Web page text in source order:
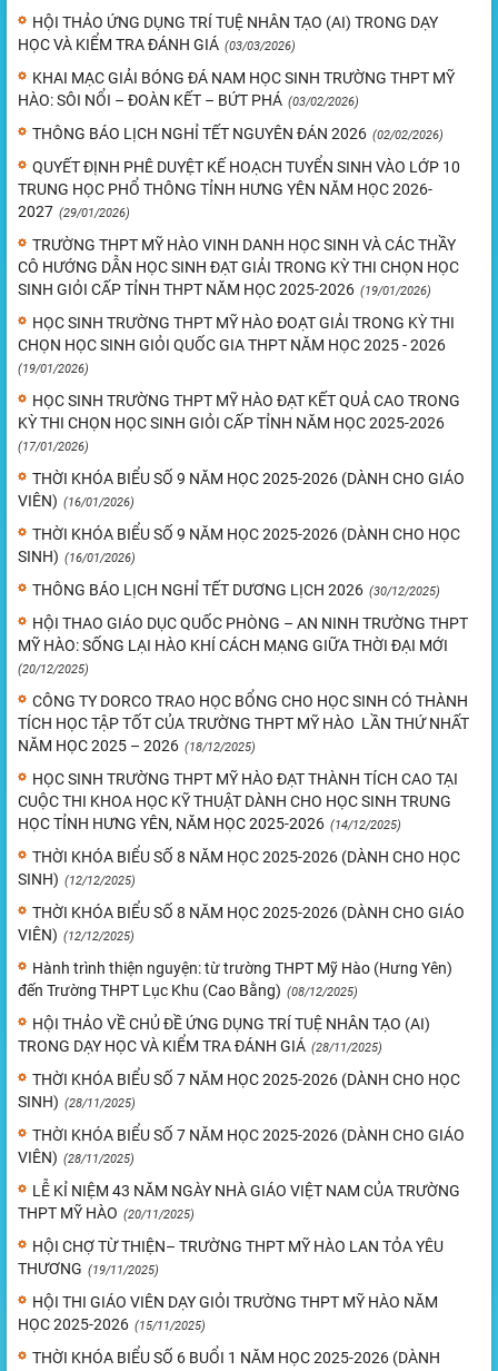
HỘI THẢO ỨNG DỤNG TRÍ TUỆ NHÂN TẠO (AI) TRONG DẠY
HỌC VÀ KIỂM TRA ĐÁNH GIÁ (03/03/2026)
KHAI MẠC GIẢI BÓNG ĐÁ NAM HỌC SINH TRƯỜNG THPT MỸ
HÀO: SÔI NỔI – ĐOÀN KẾT – BỨT PHÁ (03/02/2026)
THÔNG BÁO LỊCH NGHỈ TẾT NGUYÊN ĐÁN 2026 (02/02/2026)
QUYẾT ĐỊNH PHÊ DUYỆT KẾ HOẠCH TUYỂN SINH VÀO LỚP 10
TRUNG HỌC PHỔ THÔNG TỈNH HƯNG YÊN NĂM HỌC 2026-
2027 (29/01/2026)
TRƯỜNG THPT MỸ HÀO VINH DANH HỌC SINH VÀ CÁC THẦY
CÔ HƯỚNG DẪN HỌC SINH ĐẠT GIẢI TRONG KỲ THI CHỌN HỌC
SINH GIỎI CẤP TỈNH THPT NĂM HỌC 2025-2026 (19/01/2026)
HỌC SINH TRƯỜNG THPT MỸ HÀO ĐOẠT GIẢI TRONG KỲ THI
CHỌN HỌC SINH GIỎI QUỐC GIA THPT NĂM HỌC 2025 - 2026
(19/01/2026)
HỌC SINH TRƯỜNG THPT MỸ HÀO ĐẠT KẾT QUẢ CAO TRONG
KỲ THI CHỌN HỌC SINH GIỎI CẤP TỈNH NĂM HỌC 2025-2026
(17/01/2026)
THỜI KHÓA BIỂU SỐ 9 NĂM HỌC 2025-2026 (DÀNH CHO GIÁO
VIÊN) (16/01/2026)
THỜI KHÓA BIỂU SỐ 9 NĂM HỌC 2025-2026 (DÀNH CHO HỌC
SINH) (16/01/2026)
THÔNG BÁO LỊCH NGHỈ TẾT DƯƠNG LỊCH 2026 (30/12/2025)
HỘI THAO GIÁO DỤC QUỐC PHÒNG – AN NINH TRƯỜNG THPT
MỸ HÀO: SỐNG LẠI HÀO KHÍ CÁCH MẠNG GIỮA THỜI ĐẠI MỚI
(20/12/2025)
CÔNG TY DORCO TRAO HỌC BỔNG CHO HỌC SINH CÓ THÀNH
TÍCH HỌC TẬP TỐT CỦA TRƯỜNG THPT MỸ HÀO LẦN THỨ NHẤT
NĂM HỌC 2025 – 2026 (18/12/2025)
HỌC SINH TRƯỜNG THPT MỸ HÀO ĐẠT THÀNH TÍCH CAO TẠI
CUỘC THI KHOA HỌC KỸ THUẬT DÀNH CHO HỌC SINH TRUNG
HỌC TỈNH HƯNG YÊN, NĂM HỌC 2025-2026 (14/12/2025)
THỜI KHÓA BIỂU SỐ 8 NĂM HỌC 2025-2026 (DÀNH CHO HỌC
SINH) (12/12/2025)
THỜI KHÓA BIỂU SỐ 8 NĂM HỌC 2025-2026 (DÀNH CHO GIÁO
VIÊN) (12/12/2025)
Hành trình thiện nguyện: từ trường THPT Mỹ Hào (Hưng Yên)
đến Trường THPT Lục Khu (Cao Bằng) (08/12/2025)
HỘI THẢO VỀ CHỦ ĐỀ ỨNG DỤNG TRÍ TUỆ NHÂN TẠO (AI)
TRONG DẠY HỌC VÀ KIỂM TRA ĐÁNH GIÁ (28/11/2025)
THỜI KHÓA BIỂU SỐ 7 NĂM HỌC 2025-2026 (DÀNH CHO HỌC
SINH) (28/11/2025)
THỜI KHÓA BIỂU SỐ 7 NĂM HỌC 2025-2026 (DÀNH CHO GIÁO
VIÊN) (28/11/2025)
LỄ KỈ NIỆM 43 NĂM NGÀY NHÀ GIÁO VIỆT NAM CỦA TRƯỜNG
THPT MỸ HÀO (20/11/2025)
HỘI CHỢ TỪ THIỆN– TRƯỜNG THPT MỸ HÀO LAN TỎA YÊU
THƯƠNG (19/11/2025)
HỘI THI GIÁO VIÊN DẠY GIỎI TRƯỜNG THPT MỸ HÀO NĂM
HỌC 2025-2026 (15/11/2025)
THỜI KHÓA BIỂU SỐ 6 BUỔI 1 NĂM HỌC 2025-2026 (DÀNH